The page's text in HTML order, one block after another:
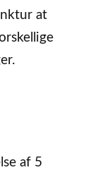
at
af 5